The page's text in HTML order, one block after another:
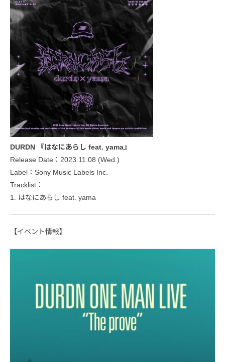
DURDN 『はなにあらし feat. yama』
Release Date：2023.11.08 (Wed.)
Label：Sony Music Labels Inc.
Tracklist：
1. はなにあらし feat. yama
【イベント情報】